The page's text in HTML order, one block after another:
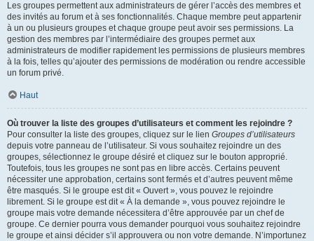
Les groupes permettent aux administrateurs de gérer l’accès des membres et
des invités au forum et à ses fonctionnalités. Chaque membre peut appartenir
à un ou plusieurs groupes et chaque groupe peut avoir ses permissions. La
gestion des membres par l’intermédiaire des groupes permet aux
administrateurs de modifier rapidement les permissions de plusieurs membres
à la fois, telles qu’ajouter des permissions de modération ou rendre accessible
un forum privé.
Haut
Où trouver la liste des groupes d’utilisateurs et comment les rejoindre ?
Pour consulter la liste des groupes, cliquez sur le lien Groupes d’utilisateurs
depuis votre panneau de l’utilisateur. Si vous souhaitez rejoindre un des
groupes, sélectionnez le groupe désiré et cliquez sur le bouton approprié.
Toutefois, tous les groupes ne sont pas en libre accès. Certains peuvent
nécessiter une approbation, certains sont fermés et d’autres peuvent même
être masqués. Si le groupe est dit « Ouvert », vous pouvez le rejoindre
librement. Si le groupe est dit « À la demande », vous pouvez rejoindre le
groupe mais votre demande nécessitera d’être approuvée par un chef de
groupe. Ce dernier pourra vous demander pourquoi vous souhaitez rejoindre
le groupe et ainsi décider s’il approuvera ou non votre demande. N’importunez